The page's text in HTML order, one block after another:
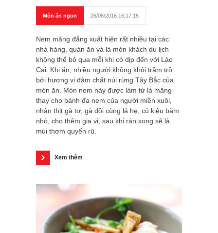
Món ăn ngon 26/06/2016 16:17:15
Nem măng đắng xuất hiện rất nhiều tại các
nhà hàng, quán ăn và là món khách du lịch
không thể bỏ qua mỗi khi có dịp đến với Lào
Cai. Khi ăn, nhiều người không khỏi trầm trồ
bởi hương vị đậm chất núi rừng Tây Bắc của
món ăn. Món nem này được làm từ lá măng
thay cho bánh đa nem của người miền xuôi,
nhân thịt gà tơ, gà đồi cùng lá hẹ, củ kiệu băm
nhỏ, cho thêm gia vị, sau khi rán xong sẽ là
mùi thơm quyến rũ.
Xem thêm